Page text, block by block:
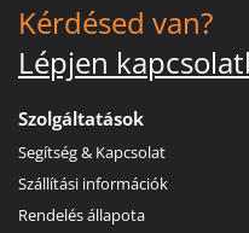
Kérdésed van?
Lépjen
Szolgáltatások
Segítség & Kapcsolat
Szállítási információk
Rendelés állapota